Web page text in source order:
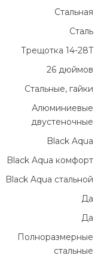
Стальная
Сталь
Трещотка 14-28T
26 дюймов
Стальные, гайки
Алюминиевые
двустеночные
Black Aqua
Black Aqua комфорт
Black Aqua стальной
Да
Да
Полноразмерные
стальные